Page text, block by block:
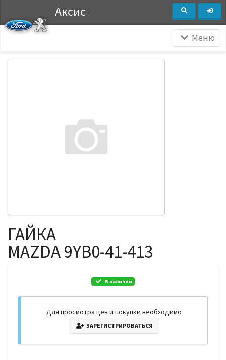
Аксис
Меню
ГАЙКА
MAZDA 9YB0-41-413
В наличии
Для просмотра цен и покупки необходимо
ЗАРЕГИСТРИРОВАТЬСЯ